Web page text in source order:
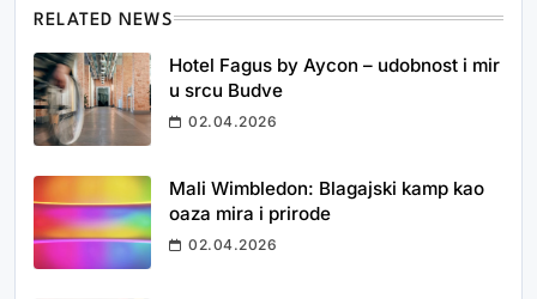
RELATED NEWS
Hotel Fagus by Aycon – udobnost i mir
u srcu Budve
02.04.2026
Mali Wimbledon: Blagajski kamp kao
oaza mira i prirode
02.04.2026